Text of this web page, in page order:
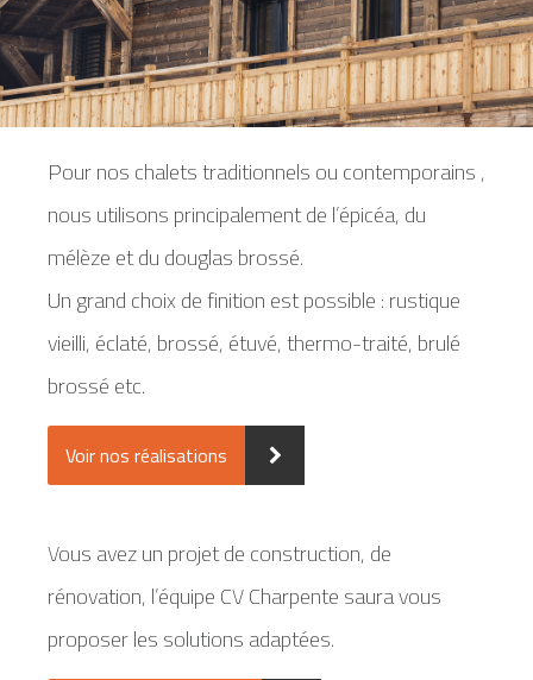
Pour nos chalets traditionnels ou contemporains ,
nous utilisons principalement de l’épicéa, du
mélèze et du douglas brossé.
Un grand choix de finition est possible : rustique
vieilli, éclaté, brossé, étuvé, thermo-traité, brulé
brossé etc.
Voir nos réalisations
Vous avez un projet de construction, de
rénovation, l’équipe CV Charpente saura vous
proposer les solutions adaptées.